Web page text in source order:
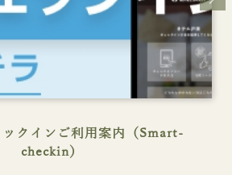
ックインご利用案内（Smart-
checkin）